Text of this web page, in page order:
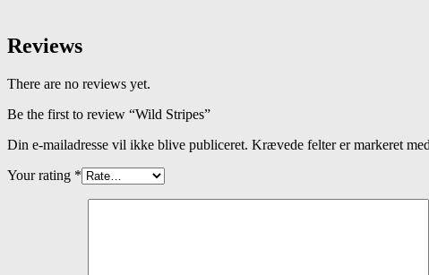
Reviews
There are no reviews yet.
Be the first to review “Wild Stripes”
Din e-mailadresse vil ikke blive publiceret. Krævede felter er markeret med
Your rating *